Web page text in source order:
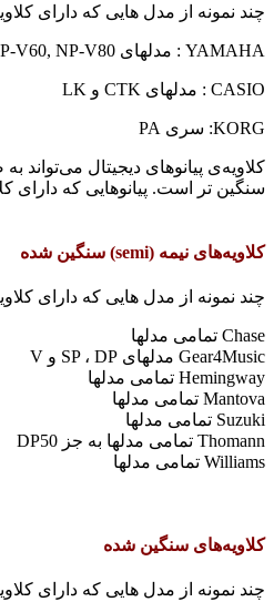
چند نمونه از مدل هایی که دارای
YAMAHA : مدلهای PSR, EZ, YPT, DGX230, DGX530, NP11, NP31, NP-V60, NP-V80
CASIO :‌ مدلهای CTK و LK
KORG: سری PA
سنگین تر است. پیانوهایی که دارای
کلاویه‌های نیمه (semi) سنگین شده
چند نمونه از مدل هایی که دارای
Chase تمامی مدلها
Gear4Music مدلهای SP ، DP و V
Hemingway تمامی مدلها
Mantova تمامی مدلها
Suzuki تمامی مدلها
Thomann تمامی مدلها به جز DP50
Williams تمامی مدلها
کلاویه‌های سنگین شده
چند نمونه از مدل هایی که دارای